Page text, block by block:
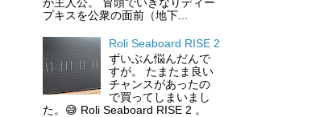
プキスを公衆の面前（地下...
Roli Seaboard RISE 2
ずいぶん悩んだんで
すが。 たまたま良い
チャンスがあったの
で買ってしまいまし
た。😅 Roli Seaboard RISE 2 。